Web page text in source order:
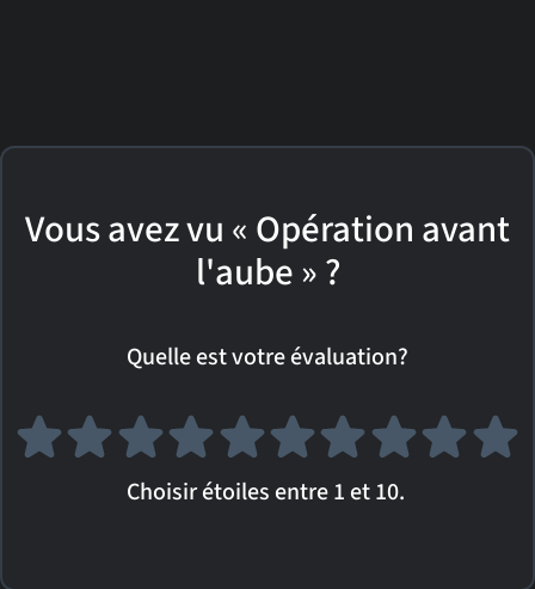
Vous avez vu « Opération avant
l'aube » ?
Quelle est votre évaluation?
Choisir étoiles entre 1 et 10.